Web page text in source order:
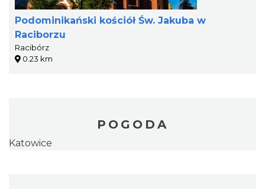
Podominikański kościół Św. Jakuba w
Raciborzu
Racibórz
0.23 km
POGODA
Katowice